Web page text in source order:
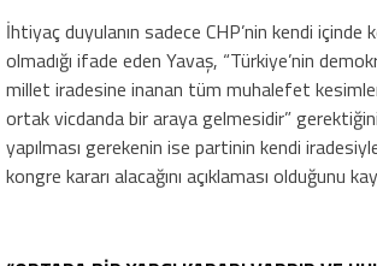
İhtiyaç duyulanın sadece CHP’nin kendi içinde
olmadığı ifade eden Yavaş, “Türkiye’nin
millet iradesine inanan tüm muhalefet
ortak vicdanda bir araya gelmesidir”
yapılması gerekenin ise partinin kendi
kongre kararı alacağını açıklaması olduğunu